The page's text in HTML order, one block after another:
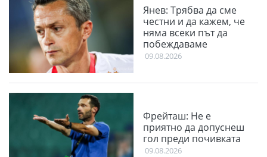
Янев: Трябва да сме
честни и да кажем, че
няма всеки път да
побеждаваме
09.08.2026
Фрейташ: Не е
приятно да допуснеш
гол преди почивката
09.08.2026